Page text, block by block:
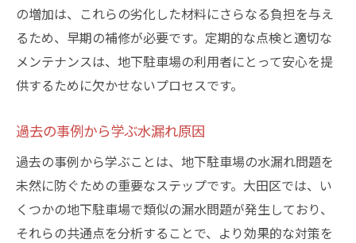
の増加は、これらの劣化した材料にさらなる負担を与え
るため、早期の補修が必要です。定期的な点検と適切な
メンテナンスは、地下駐車場の利用者にとって安心を提
供するために欠かせないプロセスです。
過去の事例から学ぶ水漏れ原因
過去の事例から学ぶことは、地下駐車場の水漏れ問題を
未然に防ぐための重要なステップです。大田区では、い
くつかの地下駐車場で類似の漏水問題が発生しており、
それらの共通点を分析することで、より効果的な対策を